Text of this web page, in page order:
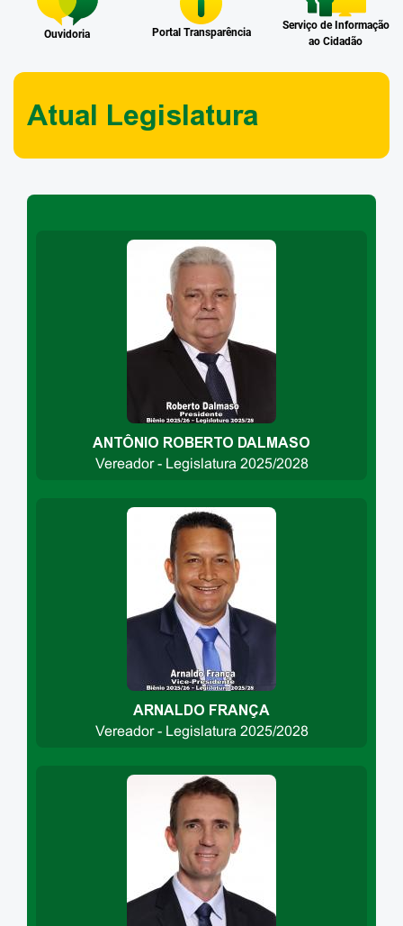
Ouvidoria Portal Transparência
Serviço de Informação
ao Cidadão
Atual Legislatura
ANTÔNIO ROBERTO DALMASO
Vereador - Legislatura 2025/2028
ARNALDO FRANÇA
Vereador - Legislatura 2025/2028